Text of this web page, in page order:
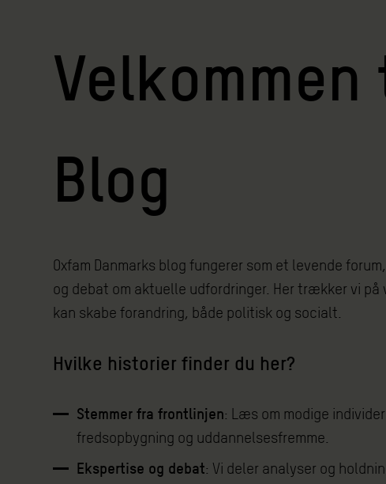
Blog
Oxfam Danmarks blog fungerer som et levende
og debat om aktuelle udfordringer. Her trækker vi
kan skabe forandring, både politisk og socialt.
Hvilke historier finder du her?
Stemmer fra frontlinjen: Læs om modige
fredsopbygning og uddannelsesfremme.
Ekspertise og debat: Vi deler analyser og